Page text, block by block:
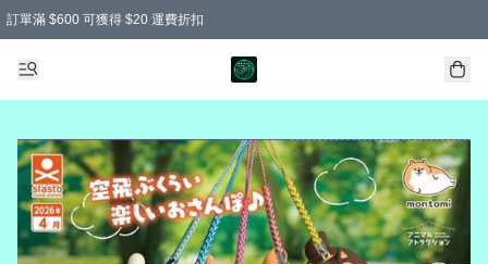
訂單滿 $600 可獲得 $20 運費折扣